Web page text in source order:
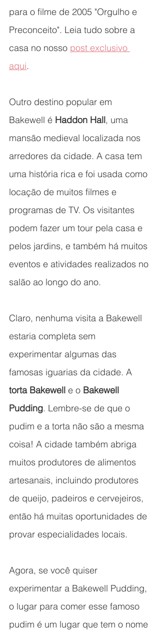
para o filme de 2005 "Orgulho e
Preconceito". Leia tudo sobre a
casa no nosso post exclusivo
aqui.
Outro destino popular em
Bakewell é Haddon Hall, uma
mansão medieval localizada nos
arredores da cidade. A casa tem
uma história rica e foi usada como
locação de muitos filmes e
programas de TV. Os visitantes
podem fazer um tour pela casa e
pelos jardins, e também há muitos
eventos e atividades realizados no
salão ao longo do ano.
Claro, nenhuma visita a Bakewell
estaria completa sem
experimentar algumas das
famosas iguarias da cidade. A
torta Bakewell e o Bakewell
Pudding. Lembre-se de que o
pudim e a torta não são a mesma
coisa! A cidade também abriga
muitos produtores de alimentos
artesanais, incluindo produtores
de queijo, padeiros e cervejeiros,
então há muitas oportunidades de
provar especialidades locais.
Agora, se você quiser
experimentar a Bakewell Pudding,
o lugar para comer esse famoso
pudim é um lugar que tem o nome